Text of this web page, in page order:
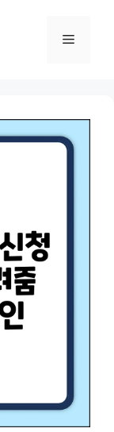
Menu